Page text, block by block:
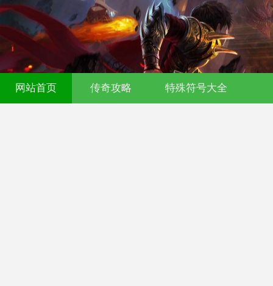
网站首页 传奇攻略 特殊符号大全